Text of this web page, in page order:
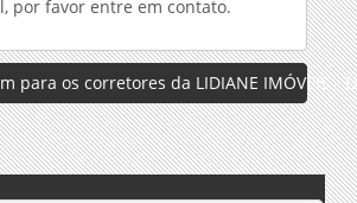
para os corretores da LIDIANE IMÓVEIS -